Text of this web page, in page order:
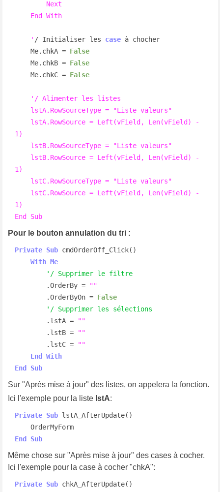
    '
/ Initialiser les case à chocher
    Me.chkA =
False
    Me.chkB =
False
    Me.chkC =
False
'/ Alimenter les listes
1)
1)
1)
End Sub
Pour le bouton annulation du tri :
Private Sub cmdOrderOff_Click()
With Me
'/ Supprimer le filtre
        .OrderBy =
""
        .OrderByOn =
False
'/ Supprimer les sélections
        .lstA =
""
        .lstB =
""
        .lstC =
""
End With
End Sub
Sur "Après mise à jour" des listes, on appelera la fonction.
Ici l'exemple pour la liste lstA:
Private Sub lstA_AfterUpdate()
    OrderMyForm
End Sub
Même chose sur "Après mise à jour" des cases à cocher.
Ici l'exemple pour la case à cocher "chkA":
Private Sub chkA_AfterUpdate()